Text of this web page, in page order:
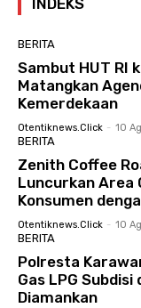
INDEKS
BERITA
Sambut HUT RI
Matangkan
Kemerdekaan
Otentiknews.click - 10
BERITA
Zenith Coffee
Luncurkan Area
Konsumen
Otentiknews.click - 10
BERITA
Polresta
Gas LPG
Diamankan